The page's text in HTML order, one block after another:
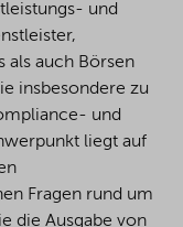
und
als auch Börsen
insbesondere zu
und
liegt auf
Fragen rund um
die Ausgabe von